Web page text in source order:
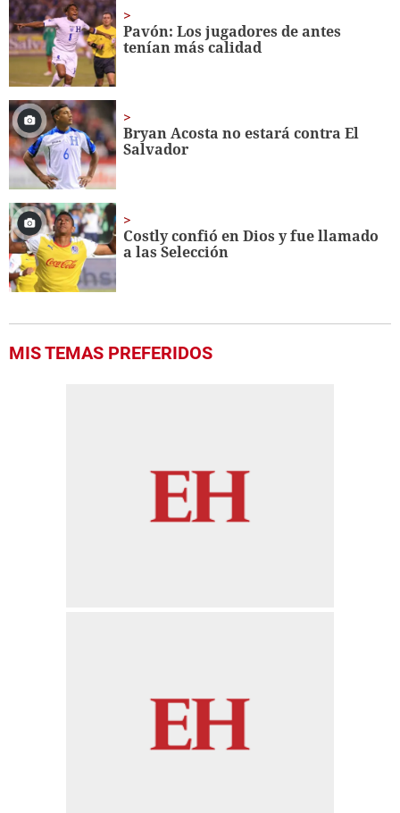
Pavón: Los jugadores de antes
tenían más calidad
Bryan Acosta no estará contra El
Salvador
Costly confió en Dios y fue llamado
a las Selección
MIS TEMAS PREFERIDOS